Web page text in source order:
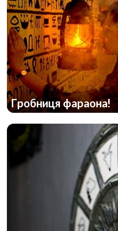
Гробниця фараона!